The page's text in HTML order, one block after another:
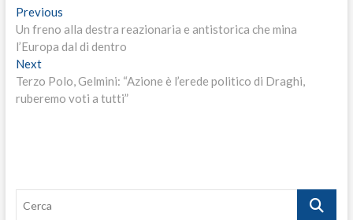
Navigazione
articoli
PreviousPrevious
post:
Un freno alla destra reazionaria e antistorica che mina
l’Europa dal di dentro
NextNext
post:
Terzo Polo, Gelmini: “Azione è l’erede politico di Draghi,
ruberemo voti a tutti”
Cerca